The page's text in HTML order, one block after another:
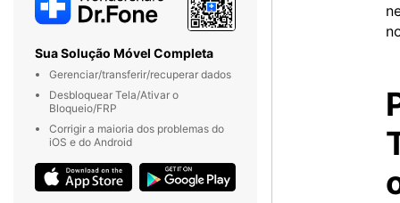
Sua Solução Móvel Completa
Gerenciar/transferir/recuperar dados
Desbloquear Tela/Ativar o
Bloqueio/FRP
Corrigir a maioria dos problemas do
iOS e do Android